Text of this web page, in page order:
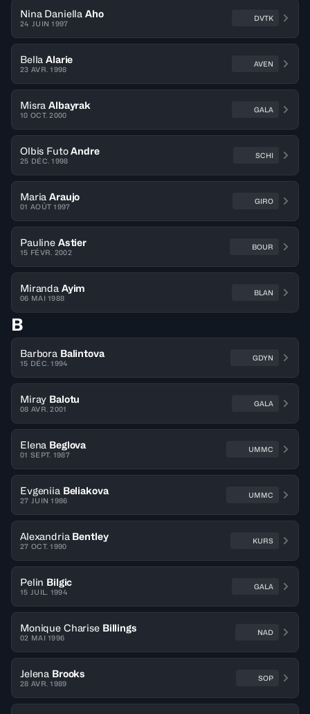
Nina Daniella Aho
24 JUIN 1997
DVTK
Bella Alarie
23 AVR. 1998
AVEN
Misra Albayrak
10 OCT. 2000
GALA
Olbis Futo Andre
25 DÉC. 1998
SCHI
Maria Araujo
01 AOÛT 1997
GIRO
Pauline Astier
15 FÉVR. 2002
BOUR
Miranda Ayim
06 MAI 1988
BLAN
B
Barbora Balintova
15 DÉC. 1994
GDYN
Miray Balotu
08 AVR. 2001
GALA
Elena Beglova
01 SEPT. 1987
UMMC
Evgeniia Beliakova
27 JUIN 1986
UMMC
Alexandria Bentley
27 OCT. 1990
KURS
Pelin Bilgic
15 JUIL. 1994
GALA
Monique Charise Billings
02 MAI 1996
NAD
Jelena Brooks
28 AVR. 1989
SOP